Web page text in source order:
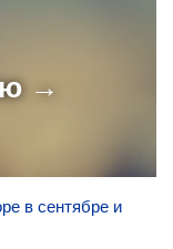
→
в сентябре и